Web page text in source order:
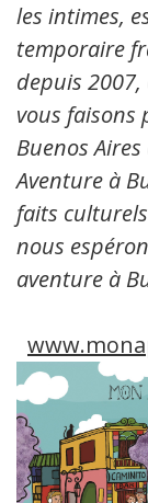
les intimes,
temporaire
depuis 2007,
vous faisons
Buenos
Aventure à
faits
nous
aventure à